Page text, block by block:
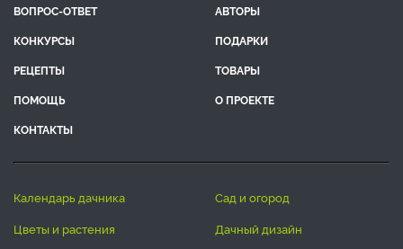
ВОПРОС-ОТВЕТ
АВТОРЫ
КОНКУРСЫ
ПОДАРКИ
РЕЦЕПТЫ
ТОВАРЫ
ПОМОЩЬ
О ПРОЕКТЕ
КОНТАКТЫ
календарь дачника
сад и огород
цветы и растения
дачный дизайн